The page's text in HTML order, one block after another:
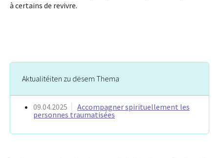
à certains de revivre.
Aktualitéiten zu dësem Thema
09.04.2025
Accompagner spirituellement les
personnes traumatisées